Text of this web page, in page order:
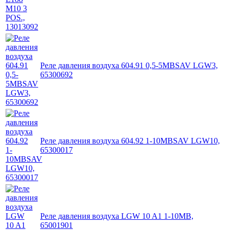
Реле давления воздуха 604.91 0,5-5MBSAV LGW3,
65300692
Реле давления воздуха 604.92 1-10MBSAV LGW10,
65300017
Реле давления воздуха LGW 10 A1 1-10MB,
65001901